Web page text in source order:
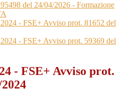
del 24/04/2026 - Formazione
- FSE+ Avviso prot. 81652 del
- FSE+ Avviso prot. 59369 del
- FSE+ Avviso prot.